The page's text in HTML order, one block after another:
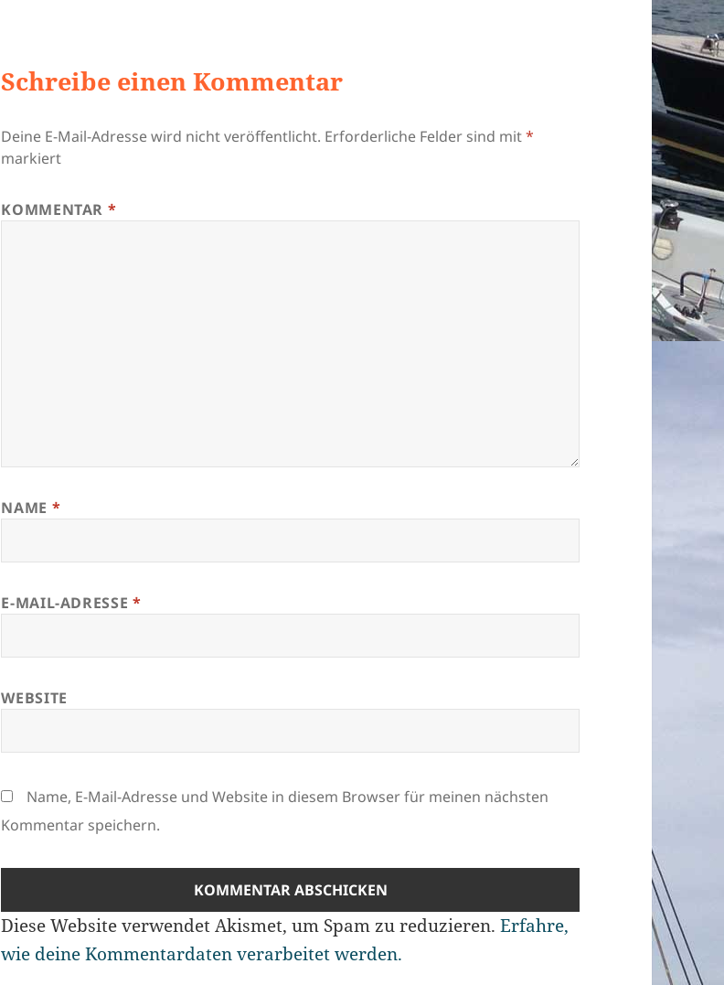
Schreibe einen Kommentar
Deine E-Mail-Adresse wird nicht veröffentlicht. Erforderliche Felder sind mit*
markiert
KOMMENTAR *
NAME *
E-MAIL-ADRESSE *
WEBSITE
Name, E-Mail-Adresse und Website in diesem Browser für meinen nächsten
Kommentar speichern.
Diese Website verwendet Akismet, um Spam zu reduzieren.Erfahre,
wie deine Kommentardaten verarbeitet werden.